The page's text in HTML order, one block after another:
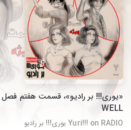
WELL
Yuri!!! on RADIO یوری!!! بر رادیو